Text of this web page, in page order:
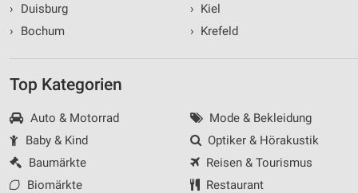
›
Duisburg
›
Bochum
› Kiel
› Krefeld
Top Kategorien
Auto & Motorrad
Baby & Kind
Baumärkte
Biomärkte
Mode & Bekleidung
Optiker & Hörakustik
Reisen & Tourismus
Restaurant